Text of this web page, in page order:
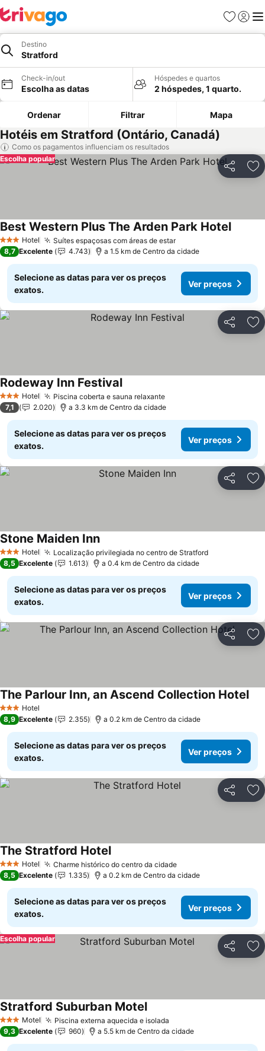
Favoritos
Iniciar
Destino
Stratford
Check-in/out
Escolha as datas
Hóspedes e quartos
2 hóspedes, 1 quarto.
Ordenar Filtrar Mapa
Hotéis em Stratford (Ontário, Canadá)
Como os pagamentos influenciam os resultados
Partilhar
Escolha popular
3 EstrelasHotel Suítes espaçosas com áreas de estar
Best Western Plus The Arden Park Hotel
8,7 Excelente 4.743 a 1.5 km de Centro da cidade
Selecione as datas para ver os preços
exatos.
Ver preços
Partilhar
3 EstrelasHotel Piscina coberta e sauna relaxante
Rodeway Inn Festival
7,1 2.020 a 3.3 km de Centro da cidade
Selecione as datas para ver os preços
exatos.
Ver preços
Partilhar
3 EstrelasHotel Localização privilegiada no centro de Stratford
Stone Maiden Inn
8,5 Excelente 1.613 a 0.4 km de Centro da cidade
Selecione as datas para ver os preços
exatos.
Ver preços
Partilhar
3 EstrelasHotel
The Parlour Inn, an Ascend Collection Hotel
8,9 Excelente 2.355 a 0.2 km de Centro da cidade
Selecione as datas para ver os preços
exatos.
Ver preços
Partilhar
3 EstrelasHotel Charme histórico do centro da cidade
The Stratford Hotel
8,5 Excelente 1.335 a 0.2 km de Centro da cidade
Selecione as datas para ver os preços
exatos.
Ver preços
Partilhar
Escolha popular
3 EstrelasMotel Piscina externa aquecida e isolada
Stratford Suburban Motel
9,3 Excelente 960 a 5.5 km de Centro da cidade